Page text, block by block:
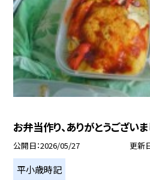
お弁当作り、ありがとうございま
公開日 2026/05/27 更新
平小歳時記